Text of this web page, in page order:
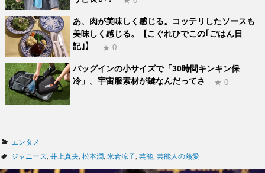
あ、肉が美味しく感じる。コッテリしたソースも
美味しく感じる。【こぐれひでこの｢ごはん日
記｣】
★ 0
バッグインの小サイズで「30時間キンキン保
冷」。宇宙服素材が鍵なんだってさ
★ 0
カ
テ
エンタメ
タ
ジャニーズ 井上真央 松本潤 米倉涼子 芸能 芸能人の熱愛